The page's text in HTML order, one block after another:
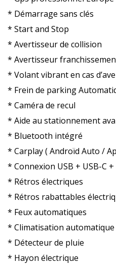
* Démarrage sans clés
* Start and Stop
* Avertisseur de collision
* Avertisseur
* Volant vibrant en cas
* Frein de parking
* Caméra de recul
* Aide au stationnement
* Bluetooth intégré
* Carplay ( Androïd Auto /
* Connexion USB + USB-C
* Rétros électriques
* Rétros rabattables
* Feux automatiques
* Climatisation
* Détecteur de pluie
* Hayon électrique